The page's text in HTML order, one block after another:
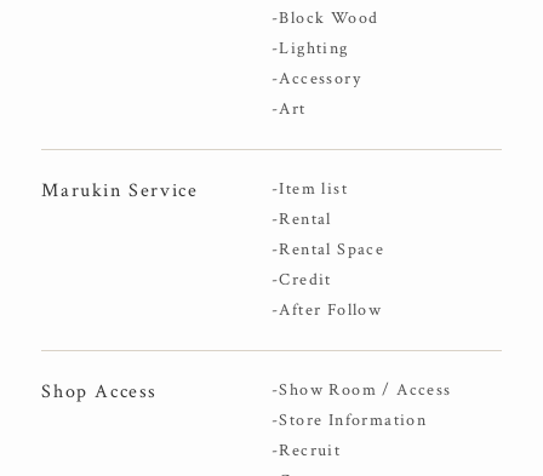
-Block Wood
-Lighting
-Accessory
-Art
Marukin Service
-Item list
-Rental
-Rental Space
-Credit
-After Follow
Shop Access
-Show Room / Access
-Store Information
-Recruit